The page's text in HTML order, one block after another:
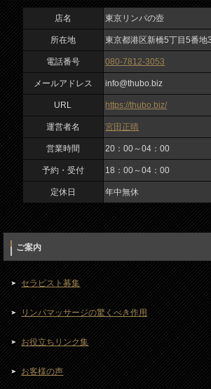
入力内容を確認しました
私は、ロボットではありません
宮田正晴
営業時間
20：00～04：00
定休日
年中無休
店名 東京リンパの壺
所在地 東京都港区新橋5丁目5番地
電話番号 080-7812-3053
メールアドレス info@thubo.biz
URL https://thubo.biz/
運営者名 宮田正晴
営業時間 20：00～04：00
予約・受付 18：00～04：00
定休日 年中無休
ご案内
セラピスト募集
リンパマッサージの驚くべき作用
お役立ちリンク集
お客様の声